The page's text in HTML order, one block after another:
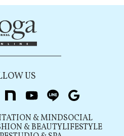
US
）
instagram
note youtubeline
& MINDSOCIAL
& BEAUTYLIFESTYLE